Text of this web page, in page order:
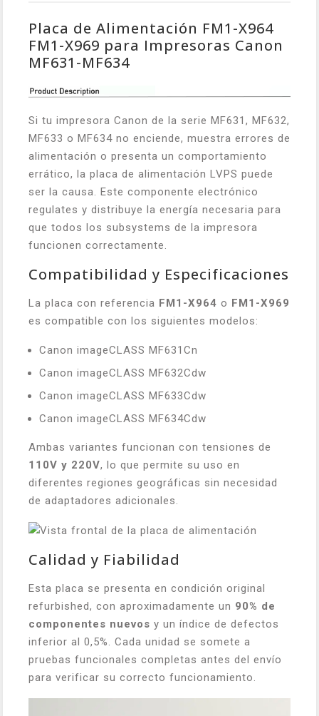
Placa de Alimentación FM1-X964
FM1-X969 para Impresoras Canon
MF631-MF634
Si tu impresora Canon de la serie MF631, MF632,
MF633 o MF634 no enciende, muestra errores de
alimentación o presenta un comportamiento
errático, la placa de alimentación LVPS puede
ser la causa. Este componente electrónico
regulates y distribuye la energía necesaria para
que todos los subsystems de la impresora
funcionen correctamente.
Compatibilidad y Especificaciones
La placa con referencia FM1-X964 o FM1-X969
es compatible con los siguientes modelos:
Canon imageCLASS MF631Cn
Canon imageCLASS MF632Cdw
Canon imageCLASS MF633Cdw
Canon imageCLASS MF634Cdw
Ambas variantes funcionan con tensiones de
110V y 220V, lo que permite su uso en
diferentes regiones geográficas sin necesidad
de adaptadores adicionales.
Calidad y Fiabilidad
Esta placa se presenta en condición original
refurbished, con aproximadamente un 90% de
componentes nuevos y un índice de defectos
inferior al 0,5%. Cada unidad se somete a
pruebas funcionales completas antes del envío
para verificar su correcto funcionamiento.